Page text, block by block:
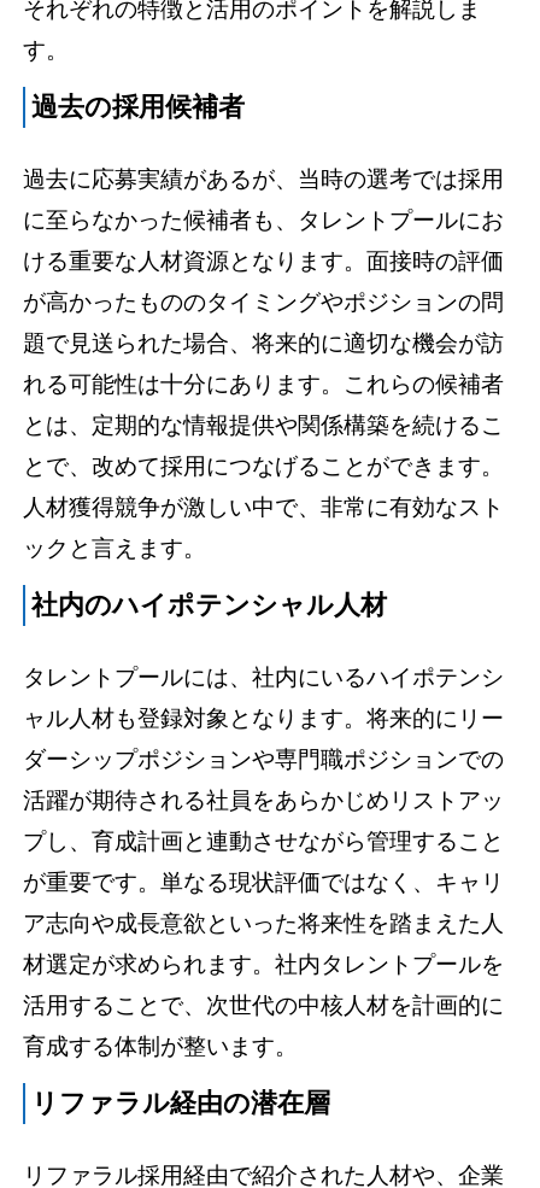
それぞれの特徴と活用のポイントを解説しま
す。
過去の採用候補者
過去に応募実績があるが、当時の選考では採用
に至らなかった候補者も、タレントプールにお
ける重要な人材資源となります。面接時の評価
が高かったもののタイミングやポジションの問
題で見送られた場合、将来的に適切な機会が訪
れる可能性は十分にあります。これらの候補者
とは、定期的な情報提供や関係構築を続けるこ
とで、改めて採用につなげることができます。
人材獲得競争が激しい中で、非常に有効なスト
ックと言えます。
社内のハイポテンシャル人材
タレントプールには、社内にいるハイポテンシ
ャル人材も登録対象となります。将来的にリー
ダーシップポジションや専門職ポジションでの
活躍が期待される社員をあらかじめリストアッ
プし、育成計画と連動させながら管理すること
が重要です。単なる現状評価ではなく、キャリ
ア志向や成長意欲といった将来性を踏まえた人
材選定が求められます。社内タレントプールを
活用することで、次世代の中核人材を計画的に
育成する体制が整います。
リファラル経由の潜在層
リファラル採用経由で紹介された人材や、企業